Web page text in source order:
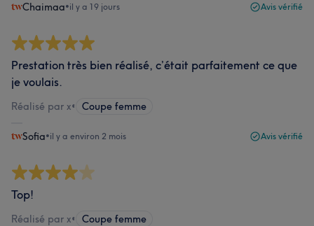
Chaimaa•il y a 19 jours Avis vérifié
Prestation très bien réalisé, c’était parfaitement ce que
je voulais.
Réalisé par x• Coupe femme
Sofia•il y a environ 2 mois Avis vérifié
Top!
Réalisé par x• Coupe femme